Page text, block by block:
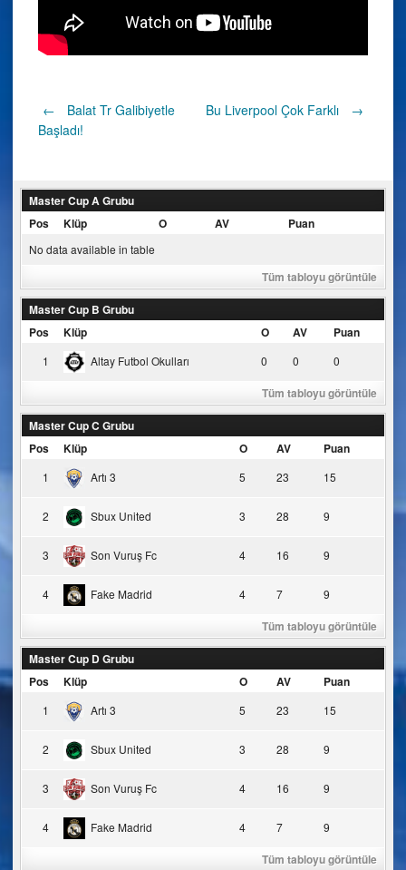
Post
←
Balat Tr Galibiyetle
Başladı!
Bu Liverpool Çok Farklı →
Master Cup A Grubu
Pos
Klüp O AV Puan
No data available in table
Tüm tabloyu görüntüle
Master Cup B Grubu
Pos
Klüp O AV Puan
1 Altay Futbol Okulları 0 0 0
Tüm tabloyu görüntüle
Master Cup C Grubu
Pos
Klüp O AV Puan
1 Artı 3 5 23 15
2 Sbux United 3 28 9
3 Son Vuruş Fc 4 16 9
4 Fake Madrid 4 7 9
Tüm tabloyu görüntüle
Master Cup D Grubu
Pos
Klüp O AV Puan
1 Artı 3 5 23 15
2 Sbux United 3 28 9
3 Son Vuruş Fc 4 16 9
4 Fake Madrid 4 7 9
Tüm tabloyu görüntüle